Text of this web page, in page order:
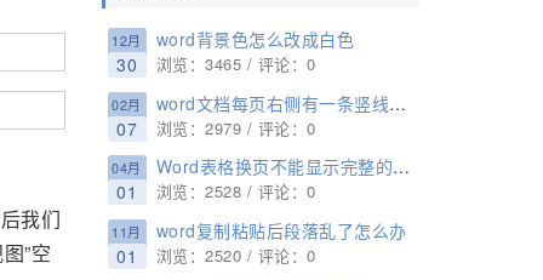
我们
”空
12月
30
word背景色怎么改成白色
浏览：3465 / 评论：0
02月
07
word文档每页右侧有一条竖线怎么去掉
浏览：2979 / 评论：0
04月
01
Word表格换页不能显示完整的表格，跨页断行无效怎么办？
浏览：2528 / 评论：0
11月
01
word复制粘贴后段落乱了怎么办
浏览：2520 / 评论：0